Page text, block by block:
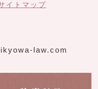
イトマップ
law.com